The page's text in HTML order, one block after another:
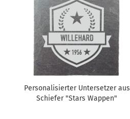
Personalisierter Untersetzer aus
Schiefer "Stars Wappen"